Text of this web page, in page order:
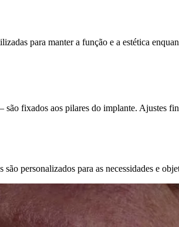
para manter a função e a estética
fixados aos pilares do implante. Ajustes
personalizados para as necessidades e